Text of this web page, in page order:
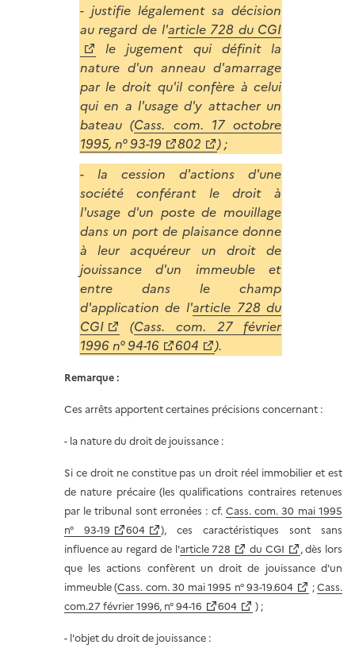
- justifie légalement sa décision
au regard de l'article 728 du CGI
le jugement qui définit la
nature d'un anneau d'amarrage
par le droit qu'il confère à celui
qui en a l'usage d'y attacher un
bateau (Cass. com. 17 octobre
1995, n° 93-19
802
) ;
- la cession d'actions d'une
société conférant le droit à
l'usage d'un poste de mouillage
dans un port de plaisance donne
à leur acquéreur un droit de
jouissance d'un immeuble et
entre dans le champ
d'application de l'article 728 du
CGI
(Cass. com. 27 février
1996 n° 94-16
604 ).
Remarque :
Ces arrêts apportent certaines précisions concernant :
- la nature du droit de jouissance :
Si ce droit ne constitue pas un droit réel immobilier et est
de nature précaire (les qualifications contraires retenues
par le tribunal sont erronées : cf. Cass. com. 30 mai 1995
n° 93-19
604
), ces caractéristiques sont sans
influence au regard de l'article 728 du CGI
, dès lors
que les actions confèrent un droit de jouissance d'un
immeuble (Cass. com. 30 mai 1995 n° 93-19.604 ;Cass.
com.27 février 1996, n° 94-16
604 ) ;
- l'objet du droit de jouissance :